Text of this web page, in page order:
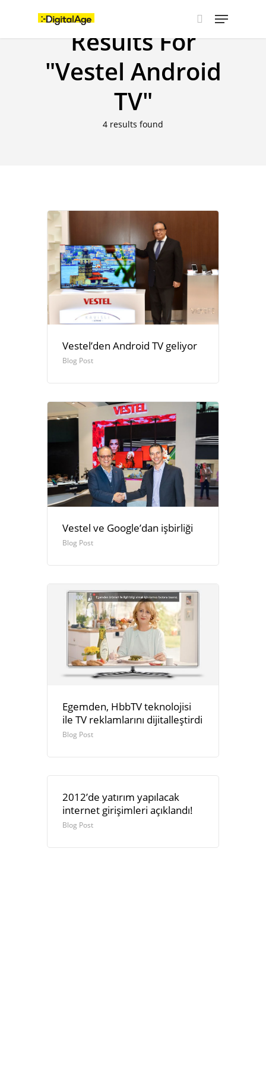
Menu
Results For
"Vestel Android
TV"
4 results found
Vestel’den Android TV geliyor
Blog Post
Vestel ve Google’dan işbirliği
Blog Post
Egemden, HbbTV teknolojisi
ile TV reklamlarını dijitalleştirdi
Blog Post
2012’de yatırım yapılacak
internet girişimleri açıklandı!
Blog Post